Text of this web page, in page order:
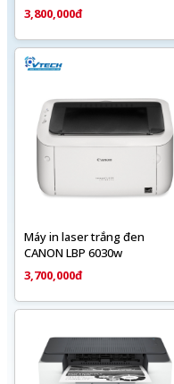
3,800,000đ
Máy in laser trắng đen
CANON LBP 6030w
3,700,000đ